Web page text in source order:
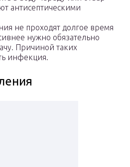
антисептическими
не проходят долгое время
нужно обязательно
Причиной таких
инфекция.